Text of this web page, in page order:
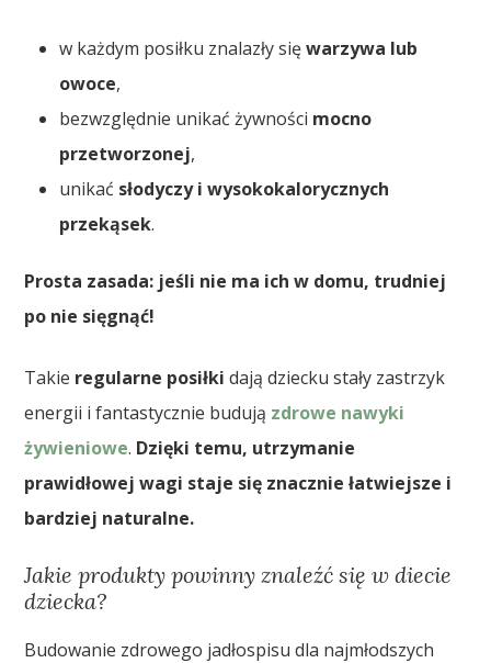
w każdym posiłku znalazły sięwarzywa lub
owoce,
bezwzględnie unikać żywności mocno
przetworzonej,
unikać słodyczy i wysokokalorycznych
przekąsek.
Prosta zasada: jeśli nie ma ich w domu, trudniej
po nie sięgnąć!
Takie regularne posiłki dają dziecku stały zastrzyk
energii i fantastycznie budują zdrowe nawyki
żywieniowe. Dzięki temu, utrzymanie
prawidłowej wagi staje się znacznie łatwiejsze i
bardziej naturalne.
Jakie produkty powinny znaleźć się w diecie
dziecka?
Budowanie zdrowego jadłospisu dla najmłodszych